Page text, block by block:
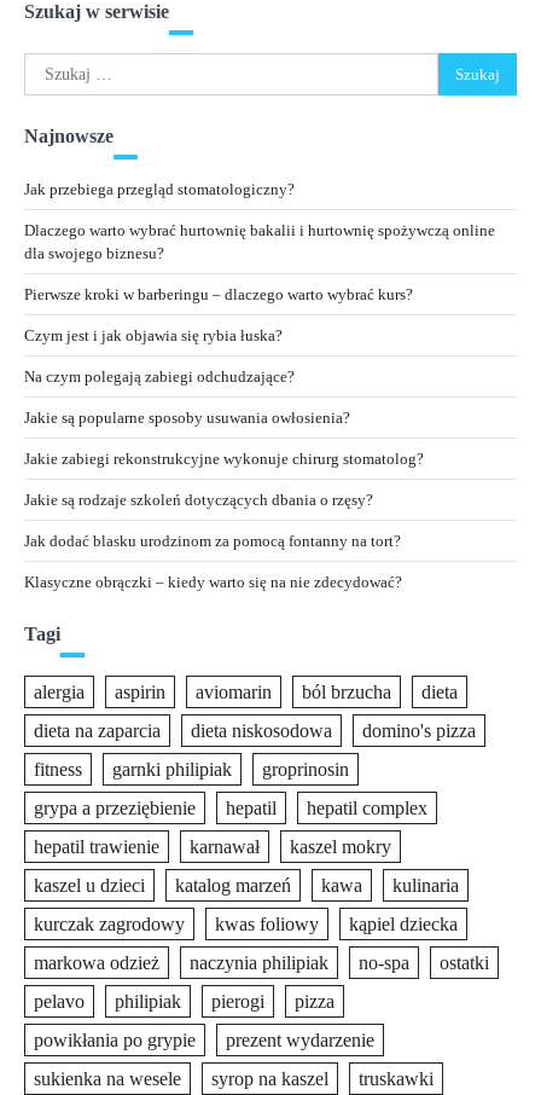
Szukaj w serwisie
Szukaj:
Najnowsze
Jak przebiega przegląd stomatologiczny?
Dlaczego warto wybrać hurtownię bakalii i hurtownię spożywczą online
dla swojego biznesu?
Pierwsze kroki w barberingu – dlaczego warto wybrać kurs?
Czym jest i jak objawia się rybia łuska?
Na czym polegają zabiegi odchudzające?
Jakie są popularne sposoby usuwania owłosienia?
Jakie zabiegi rekonstrukcyjne wykonuje chirurg stomatolog?
Jakie są rodzaje szkoleń dotyczących dbania o rzęsy?
Jak dodać blasku urodzinom za pomocą fontanny na tort?
Klasyczne obrączki – kiedy warto się na nie zdecydować?
Tagi
alergia aspirin aviomarin ból brzucha
dieta
dieta na zaparcia
dieta niskosodowa
domino's pizza
fitness
garnki philipiak
groprinosin
grypa a przeziębienie
hepatil
hepatil complex
hepatil trawienie
karnawał
kaszel mokry
kaszel u dzieci
katalog marzeń kawa
kulinaria
kurczak zagrodowy
kwas foliowy
kąpiel dziecka
markowa odzież
naczynia philipiak no-spa
ostatki
pelavo
philipiak pierogi
pizza
powikłania po grypie
prezent wydarzenie
sukienka na wesele
syrop na kaszel truskawki